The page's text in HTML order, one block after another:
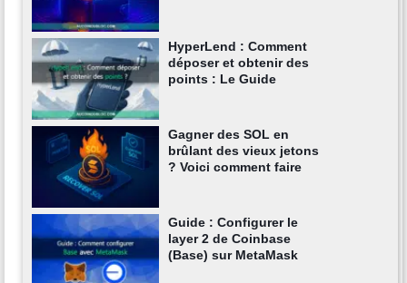
HyperLend : Comment
déposer et obtenir des
points : Le Guide
Gagner des SOL en
brûlant des vieux jetons
? Voici comment faire
Guide : Configurer le
layer 2 de Coinbase
(Base) sur MetaMask